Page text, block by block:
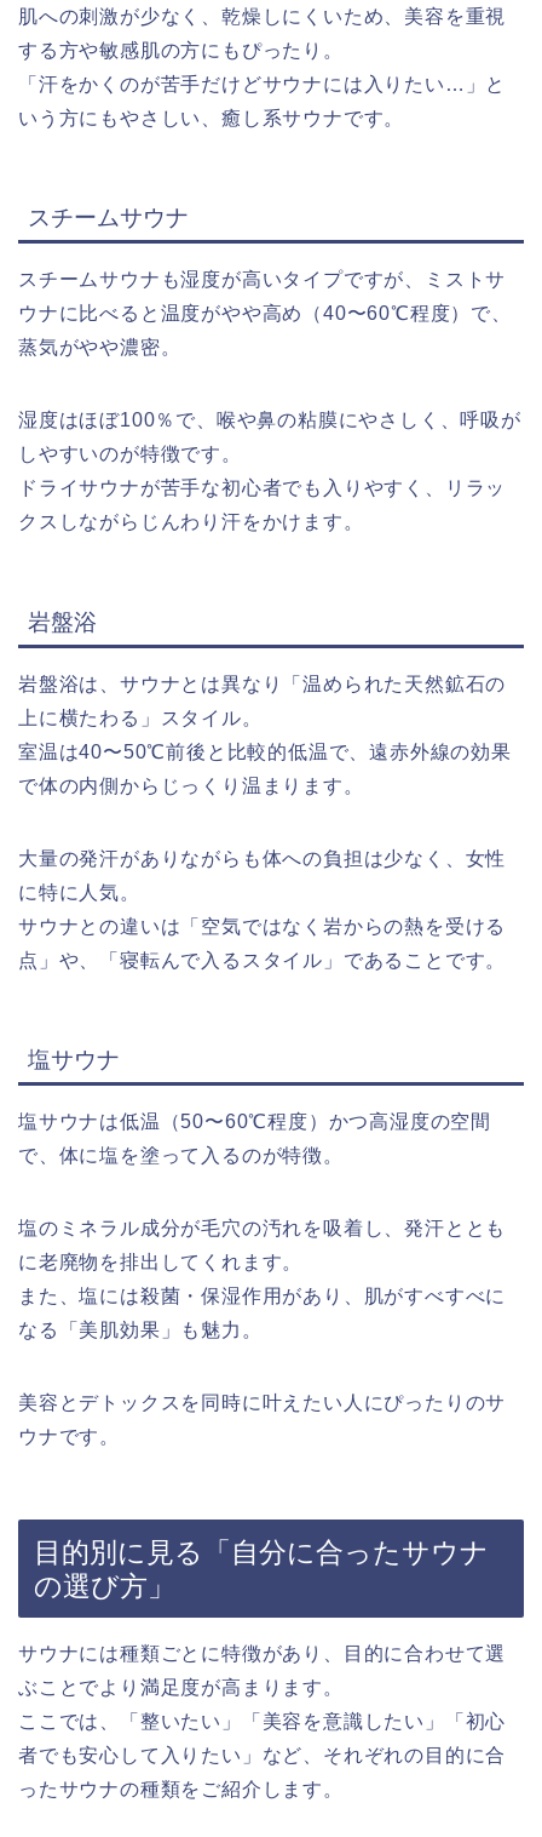
肌への刺激が少なく、乾燥しにくいため、美容を重視
する方や敏感肌の方にもぴったり。
「汗をかくのが苦手だけどサウナには入りたい…」と
いう方にもやさしい、癒し系サウナです。
スチームサウナ
スチームサウナも湿度が高いタイプですが、ミストサ
ウナに比べると温度がやや高め（40〜60℃程度）で、
蒸気がやや濃密。
湿度はほぼ100％で、喉や鼻の粘膜にやさしく、呼吸が
しやすいのが特徴です。
ドライサウナが苦手な初心者でも入りやすく、リラッ
クスしながらじんわり汗をかけます。
岩盤浴
岩盤浴は、サウナとは異なり「温められた天然鉱石の
上に横たわる」スタイル。
室温は40〜50℃前後と比較的低温で、遠赤外線の効果
で体の内側からじっくり温まります。
大量の発汗がありながらも体への負担は少なく、女性
に特に人気。
サウナとの違いは「空気ではなく岩からの熱を受ける
点」や、「寝転んで入るスタイル」であることです。
塩サウナ
塩サウナは低温（50〜60℃程度）かつ高湿度の空間
で、体に塩を塗って入るのが特徴。
塩のミネラル成分が毛穴の汚れを吸着し、発汗ととも
に老廃物を排出してくれます。
また、塩には殺菌・保湿作用があり、肌がすべすべに
なる「美肌効果」も魅力。
美容とデトックスを同時に叶えたい人にぴったりのサ
ウナです。
目的別に見る「自分に合ったサウナ
の選び方」
サウナには種類ごとに特徴があり、目的に合わせて選
ぶことでより満足度が高まります。
ここでは、「整いたい」「美容を意識したい」「初心
者でも安心して入りたい」など、それぞれの目的に合
ったサウナの種類をご紹介します。